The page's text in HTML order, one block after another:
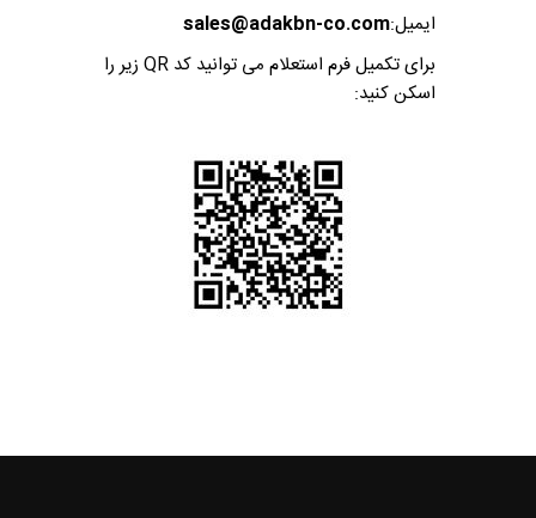
ایمیل:sales@adakbn-co.com
برای تکمیل فرم استعلام می توانید کد QR زیر را
اسکن کنید: